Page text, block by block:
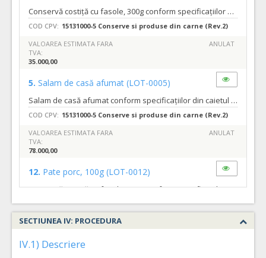
Conservă costiță cu fasole, 300g conform specificațiilor din caietul de sarcini, Contract subsecvent min 5000buc max 7000buc; Acord cadru min 7000buc max 10000buc
COD CPV: 15131000-5 Conserve si produse din carne (Rev.2)
VALOAREA ESTIMATA FARA
TVA:
35.000,00
ANULAT
5. Salam de casă afumat (LOT-0005)
Salam de casă afumat conform specificațiilor din caietul de sarcini, Contract subsecvent min 2000Kg max 3000Kg;Acord cadru min 3000Kg max 4000Kg
COD CPV: 15131000-5 Conserve si produse din carne (Rev.2)
VALOAREA ESTIMATA FARA
TVA:
78.000,00
ANULAT
12. Pate porc, 100g (LOT-0012)
Conservă costiță cu fasole, 300g conform specificațiilor din caietul de sarcini, Contract subsecvent min6000buc max 8000buc; Acord cadru min 8000buc max 10000buc
COD CPV: 15131000-5 Conserve si produse din carne (Rev.2)
VALOAREA ESTIMATA FARA
TVA:
20.000,00
SECTIUNEA IV: PROCEDURA
IV.1) Descriere